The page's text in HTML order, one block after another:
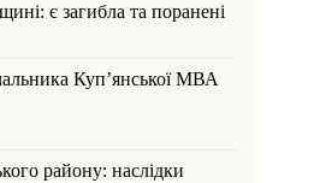
є загибла та поранені
Купʼянської МВА
району: наслідки